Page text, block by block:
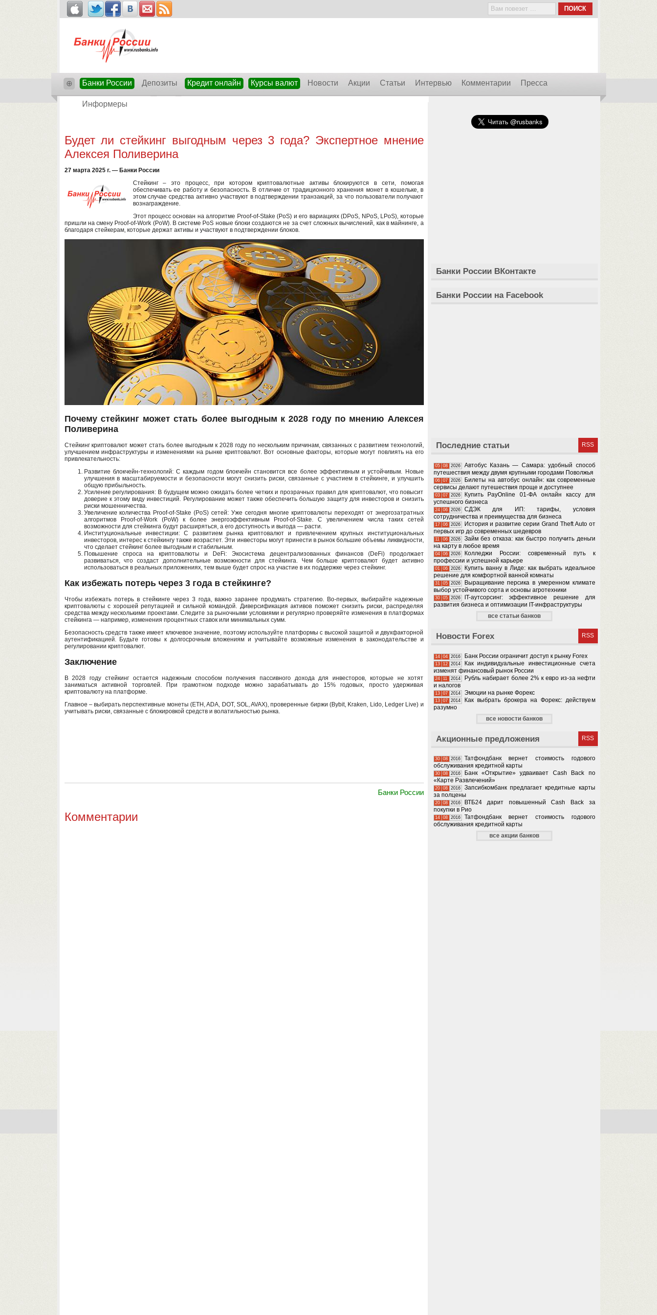
⊕ Банки России Депозиты Кредит онлайн Курсы валют Новости Акции Статьи Интервью Комментарии Пресса
Информеры
Будет ли стейкинг выгодным через 3 года? Экспертное мнение
Алексея Поливерина
27 марта 2025 г. — Банки России
Стейкинг – это процесс, при котором криптовалютные активы блокируются в сети, помогая
обеспечивать ее работу и безопасность. В отличие от традиционного хранения монет в кошельке, в
этом случае средства активно участвуют в подтверждении транзакций, за что пользователи получают
вознаграждение.
Этот процесс основан на алгоритме Proof-of-Stake (PoS) и его вариациях (DPoS, NPoS, LPoS), которые
пришли на смену Proof-of-Work (PoW). В системе PoS новые блоки создаются не за счет сложных вычислений, как в майнинге, а
благодаря стейкерам, которые держат активы и участвуют в подтверждении блоков.
Почему стейкинг может стать более выгодным к 2028 году по мнению Алексея
Поливерина
Стейкинг криптовалют может стать более выгодным к 2028 году по нескольким причинам, связанных с развитием технологий,
улучшением инфраструктуры и изменениями на рынке криптовалют. Вот основные факторы, которые могут повлиять на его
привлекательность:
Развитие блокчейн-технологий: С каждым годом блокчейн становится все более эффективным и устойчивым. Новые
улучшения в масштабируемости и безопасности могут снизить риски, связанные с участием в стейкинге, и улучшить
общую прибыльность.
Усиление регулирования: В будущем можно ожидать более четких и прозрачных правил для криптовалют, что повысит
доверие к этому виду инвестиций. Регулирование может также обеспечить большую защиту для инвесторов и снизить
риски мошенничества.
Увеличение количества Proof-of-Stake (PoS) сетей: Уже сегодня многие криптовалюты переходят от энергозатратных
алгоритмов Proof-of-Work (PoW) к более энергоэффективным Proof-of-Stake. С увеличением числа таких сетей
возможности для стейкинга будут расширяться, а его доступность и выгода — расти.
Институциональные инвестиции: С развитием рынка криптовалют и привлечением крупных институциональных
инвесторов, интерес к стейкингу также возрастет. Эти инвесторы могут принести в рынок большие объемы ликвидности,
что сделает стейкинг более выгодным и стабильным.
Повышение спроса на криптовалюты и DeFi: Экосистема децентрализованных финансов (DeFi) продолжает
развиваться, что создаст дополнительные возможности для стейкинга. Чем больше криптовалют будет активно
использоваться в реальных приложениях, тем выше будет спрос на участие в их поддержке через стейкинг.
Как избежать потерь через 3 года в стейкинге?
Чтобы избежать потерь в стейкинге через 3 года, важно заранее продумать стратегию. Во-первых, выбирайте надежные
криптовалюты с хорошей репутацией и сильной командой. Диверсификация активов поможет снизить риски, распределяя
средства между несколькими проектами. Следите за рыночными условиями и регулярно проверяйте изменения в платформах
стейкинга — например, изменения процентных ставок или минимальных сумм.
Безопасность средств также имеет ключевое значение, поэтому используйте платформы с высокой защитой и двухфакторной
аутентификацией. Будьте готовы к долгосрочным вложениям и учитывайте возможные изменения в законодательстве и
регулировании криптовалют.
Заключение
В 2028 году стейкинг остается надежным способом получения пассивного дохода для инвесторов, которые не хотят
заниматься активной торговлей. При грамотном подходе можно зарабатывать до 15% годовых, просто удерживая
криптовалюту на платформе.
Главное – выбирать перспективные монеты (ETH, ADA, DOT, SOL, AVAX), проверенные биржи (Bybit, Kraken, Lido, Ledger Live) и
учитывать риски, связанные с блокировкой средств и волатильностью рынка.
Банки России
Комментарии
Банки России ВКонтакте
Банки России на Facebook
Последние статьи RSS
05 08 2026
Автобус Казань — Самара: удобный способ
путешествия между двумя крупными городами Поволжья
06 07 2026
Билеты на автобус онлайн: как современные
сервисы делают путешествия проще и доступнее
03 07 2026
Купить PayOnline 01-ФА онлайн кассу для
успешного бизнеса
24 06 2026
СДЭК для ИП: тарифы, условия
сотрудничества и преимущества для бизнеса
17 06 2026
История и развитие серии Grand Theft Auto от
первых игр до современных шедевров
11 06 2026
Займ без отказа: как быстро получить деньги
на карту в любое время
04 06 2026
Колледжи России: современный путь к
профессии и успешной карьере
01 06 2026
Купить ванну в Лиде: как выбрать идеальное
решение для комфортной ванной комнаты
31 05 2026
Выращивание персика в умеренном климате
выбор устойчивого сорта и основы агротехники
30 05 2026
IT-аутсорсинг: эффективное решение для
развития бизнеса и оптимизации IT-инфраструктуры
все статьи банков
Новости Forex RSS
14 04 2016 ​Банк России ограничит доступ к рынку Forex
13 12 2014
Как индивидуальные инвестиционные счета
изменят финансовый рынок России
24 11 2014
Рубль набирает более 2% к евро из-за нефти
и налогов
13 07 2014 Эмоции на рынке Форекс
13 07 2014
Как выбрать брокера на Форекс: действуем
разумно
все новости банков
Акционные предложения RSS
30 08 2016
Татфондбанк вернет стоимость годового
обслуживания кредитной карты
30 08 2016
Банк «Открытие» удваивает Cash Back по
«Карте Развлечений»
20 08 2016
Запсибкомбанк предлагает кредитные карты
за полцены
20 08 2016
ВТБ24 дарит повышенный Cash Back за
покупки в Рио
14 08 2016
Татфондбанк вернет стоимость годового
обслуживания кредитной карты
все акции банков